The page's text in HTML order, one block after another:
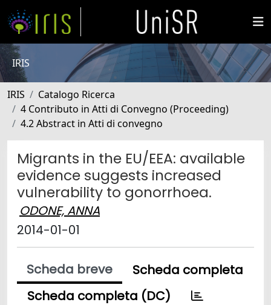
IRIS
IRIS
Catalogo Ricerca
4 Contributo in Atti di Convegno (Proceeding)
4.2 Abstract in Atti di convegno
Migrants in the EU/EEA: available
evidence suggests increased
vulnerability to gonorrhoea.
ODONE, ANNA
2014-01-01
Scheda breve
Scheda completa
Scheda completa (DC)